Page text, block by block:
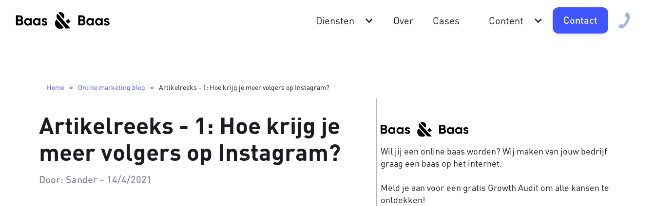
Diensten Over Cases Content Contact
Home » Online marketing blog » Artikelreeks - 1: Hoe krijg je meer volgers op Instagram?
Artikelreeks - 1: Hoe krijg je
meer volgers op Instagram?
Door: Sander - 14/4/2021
Wil jij een online baas worden? Wij maken van jouw bedrijf
graag een baas op het internet.
Meld je aan voor een gratis Growth Audit om alle kansen te
ontdekken!